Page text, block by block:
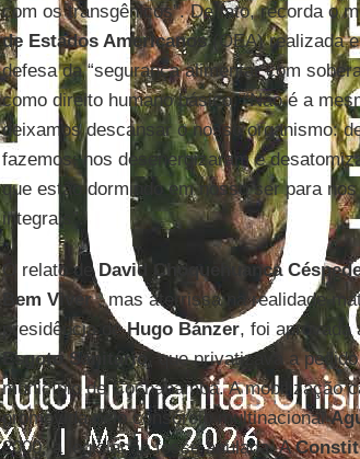
com os transgênicos”. De fato, recorda o
de Estados Americanos(OEA) realizada
defesa da “segurança alimentar com
como direito humano básico. “Não é a
deixamos descansar o nosso organismo:
fazemos; nos desenergizaram e
que estão dormindo em nosso ser para
integrais”.
O relato deDavid Choquehuanca
Bem Viver, mas aterrissa na realidade
presidência deHugo Bánzer, foi aprovada
Esgoto Sanitário, que privatizava a
município de Cochabamba. A mobilização
promovida pelo consórcio multinacional
2000, a legislação fosse anulada. A